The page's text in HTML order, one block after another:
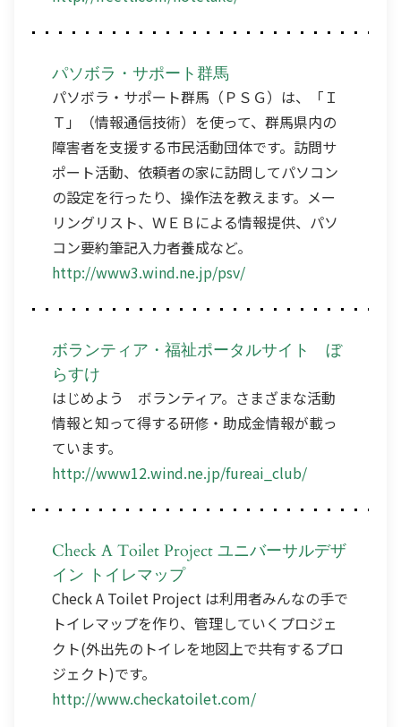
パソボラ・サポート群馬
パソボラ・サポート群馬（ＰＳＧ）は、「Ｉ
Ｔ」（情報通信技術）を使って、群馬県内の
障害者を支援する市民活動団体です。訪問サ
ポート活動、依頼者の家に訪問してパソコン
の設定を行ったり、操作法を教えます。メー
リングリスト、ＷＥＢによる情報提供、パソ
コン要約筆記入力者養成など。
http://www3.wind.ne.jp/psv/
ボランティア・福祉ポータルサイト ぼ
らすけ
はじめよう ボランティア。さまざまな活動
情報と知って得する研修・助成金情報が載っ
ています。
http://www12.wind.ne.jp/fureai_club/
Check A Toilet Project ユニバーサルデザ
イン トイレマップ
Check A Toilet Project は利用者みんなの手で
トイレマップを作り、管理していくプロジェ
クト(外出先のトイレを地図上で共有するプロ
ジェクト)です。
http://www.checkatoilet.com/